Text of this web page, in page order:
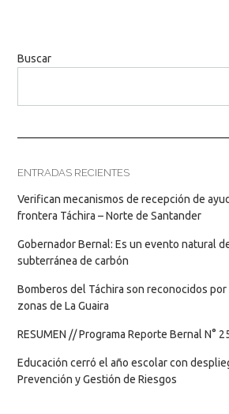
Buscar
ENTRADAS RECIENTES
Verifican mecanismos de recepción de
frontera Táchira – Norte de Santander
Gobernador Bernal: Es un evento natural
subterránea de carbón
Bomberos del Táchira son reconocidos
zonas de La Guaira
RESUMEN // Programa Reporte Bernal N°
Educación cerró el año escolar con
Prevención y Gestión de Riesgos